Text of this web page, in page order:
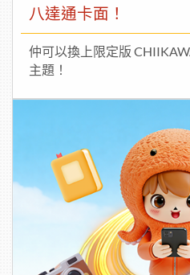
八達通卡面！
仲可以換上限定版
主題！